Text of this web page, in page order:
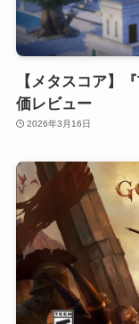
【メタスコア】
価レビュー
2026年3月16日